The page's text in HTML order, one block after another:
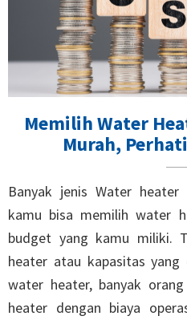
Memilih Water
Murah,
Banyak jenis Water
kamu bisa memilih water
budget yang kamu miliki.
heater atau kapasitas yang
water heater, banyak
heater dengan biaya